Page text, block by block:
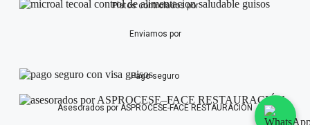
Platos controlados por
Enviamos por
Pago seguro
Asesorados por ASPROCESE-FACE RESTAURACIÓN